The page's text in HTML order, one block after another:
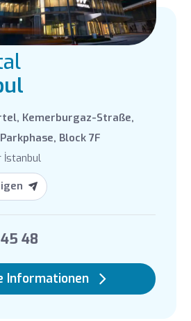
Kemerburgaz-Straße,
Block 7F
İstanbul
48
Informationen